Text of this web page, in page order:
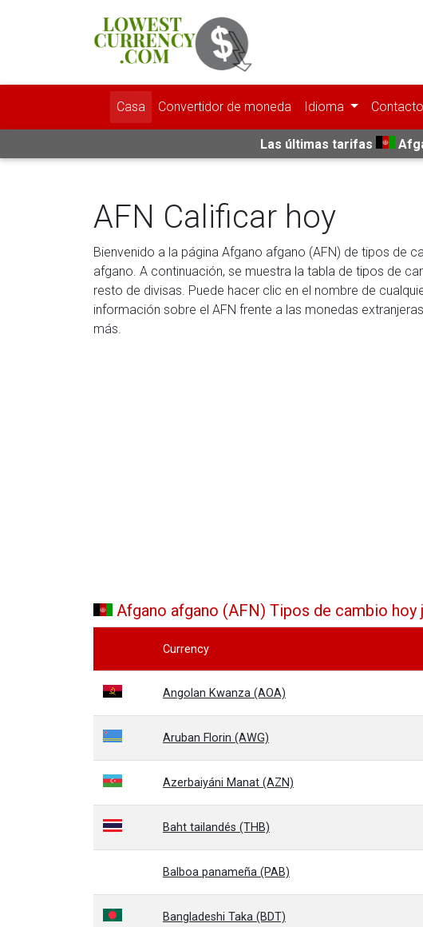
Casa Convertidor de moneda Idioma Contacto
Las últimas tarifas
AFN Calificar hoy
Bienvenido a la página Afgano afgano (AFN) de tipos de
afgano. A continuación, se muestra la tabla de tipos de
resto de divisas. Puede hacer clic en el nombre de
información sobre el AFN ​​frente a las monedas
más.
Afgano afgano (AFN) Tipos de cambio hoy
Currency
Angolan Kwanza (AOA)
Aruban Florin (AWG)
Azerbaiyáni Manat (AZN)
Baht tailandés (THB)
Balboa panameña (PAB)
Bangladeshi Taka (BDT)